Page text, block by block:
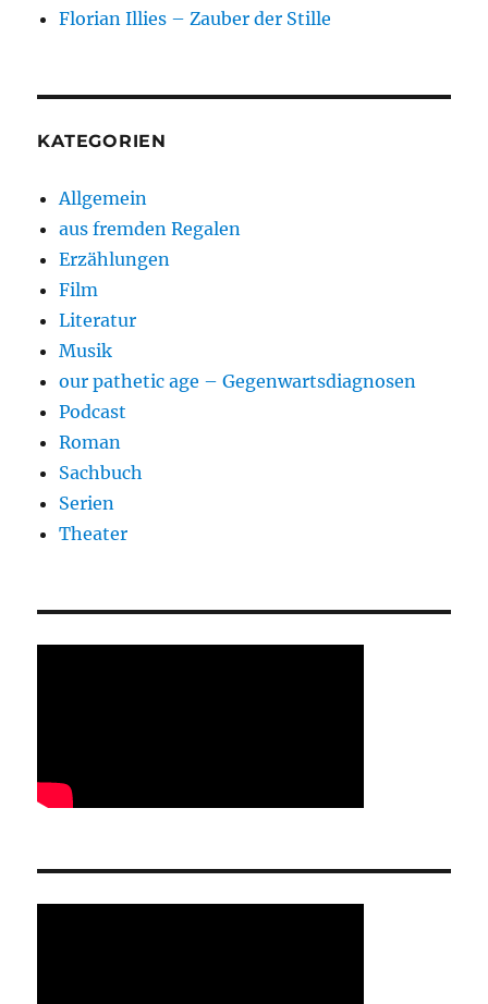
Florian Illies – Zauber der Stille
KATEGORIEN
Allgemein
aus fremden Regalen
Erzählungen
Film
Literatur
Musik
our pathetic age – Gegenwartsdiagnosen
Podcast
Roman
Sachbuch
Serien
Theater